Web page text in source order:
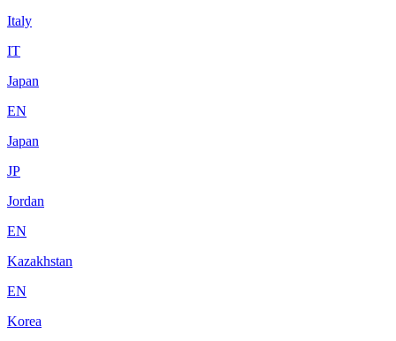
Italy
IT
Japan
EN
Japan
JP
Jordan
EN
Kazakhstan
EN
Korea